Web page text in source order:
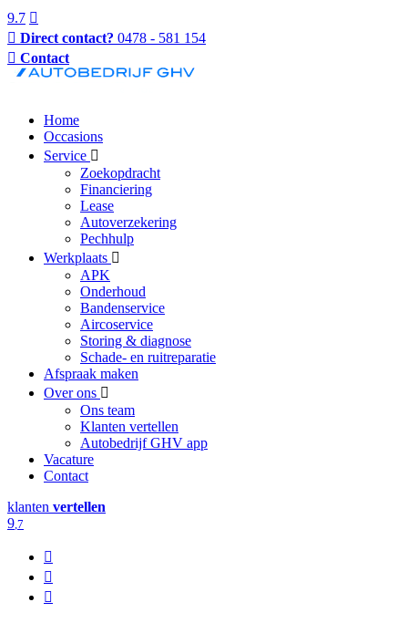
9.7
Direct contact? 0478 - 581 154
Contact
Home
Occasions
Service
Zoekopdracht
Financiering
Lease
Autoverzekering
Pechhulp
Werkplaats
APK
Onderhoud
Bandenservice
Aircoservice
Storing & diagnose
Schade- en ruitreparatie
Afspraak maken
Over ons
Ons team
Klanten vertellen
Autobedrijf GHV app
Vacature
Contact
klanten vertellen
9,7